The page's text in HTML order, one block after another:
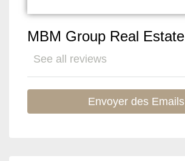
MBM Group Real Estate
See all reviews
Envoyer des Emails